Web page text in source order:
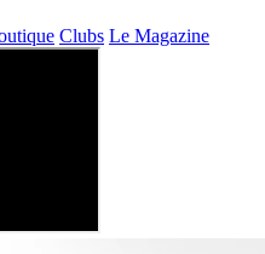
Clubs Le Magazine